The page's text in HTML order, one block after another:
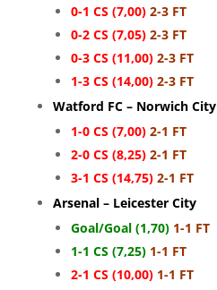
0-1 CS (7,00)2-3 FT
0-2 CS (7,05)2-3 FT
0-3 CS (11,00)2-3 FT
1-3 CS (14,00)2-3 FT
Watford FC – Norwich City
1-0 CS (7,00)2-1 FT
2-0 CS (8,25)2-1 FT
3-1 CS (14,75)2-1 FT
Arsenal – Leicester City
Goal/Goal (1,70)1-1 FT
1-1 CS (7,25)1-1 FT
2-1 CS (10,00)1-1 FT